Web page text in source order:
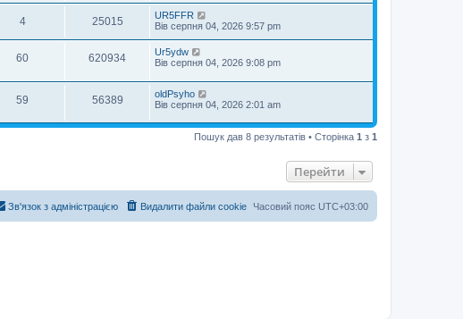
4 25015
UR5FFR
Вів серпня 04, 2026 9:57 pm
60 620934
Ur5ydw
Вів серпня 04, 2026 9:08 pm
59 56389
oldPsyho
Вів серпня 04, 2026 2:01 am
Пошук дав 8 результатів • Сторінка 1 з 1
Перейти
Часовий пояс UTC+03:00
Видалити файли cookie
Зв'язок з адміністрацією